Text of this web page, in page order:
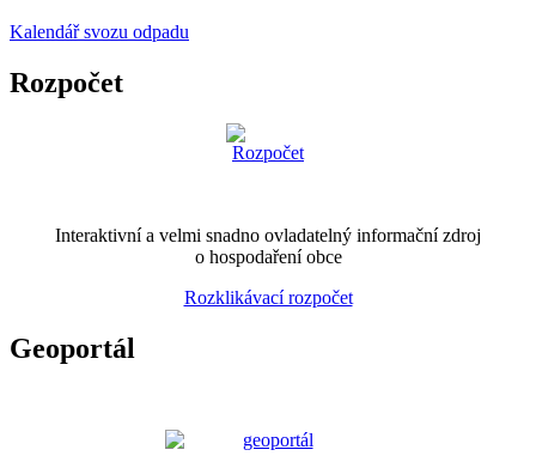
Kalendář svozu odpadu
Rozpočet
Interaktivní a velmi snadno ovladatelný informační zdroj
o hospodaření obce
Rozklikávací rozpočet
Geoportál